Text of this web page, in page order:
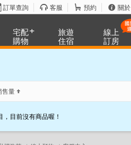
訂單查詢 客服 預約 關於
宅配
購物
旅遊
住宿
線上
訂房
售量
目前沒有商品喔！